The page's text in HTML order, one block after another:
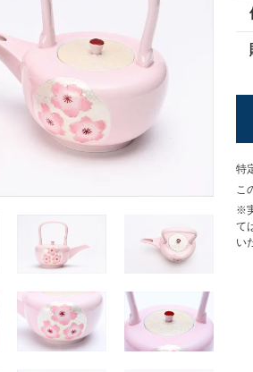
特
こ
※
て
い